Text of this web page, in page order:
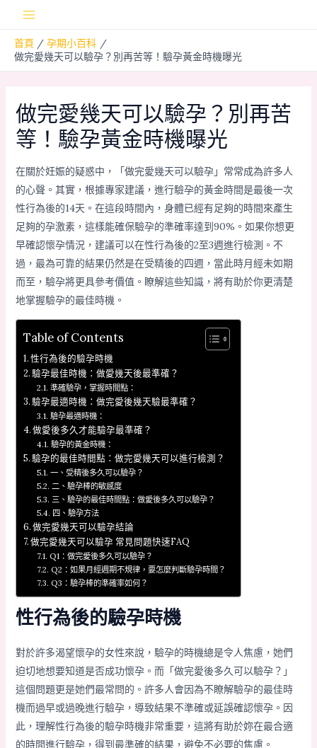
Menu
首頁
孕期小百科
做完愛幾天可以驗孕？別再苦等！驗孕黃金時機曝光
做完愛幾天可以驗孕？別再苦
等！驗孕黃金時機曝光
在關於妊娠的疑惑中，「做完愛幾天可以驗孕」常常成為許多人
的心聲。其實，根據專家建議，進行驗孕的黃金時間是最後一次
性行為後的14天。在這段時間內，身體已經有足夠的時間來產生
足夠的孕激素，這樣能確保驗孕的準確率達到90%。如果你想更
早確認懷孕情況，建議可以在性行為後的2至3週進行檢測。不
過，最為可靠的結果仍然是在受精後的四週，當此時月經未如期
而至，驗孕將更具參考價值。瞭解這些知識，將有助於你更清楚
地掌握驗孕的最佳時機。
Table of Contents
性行為後的驗孕時機
驗孕最佳時機：做愛幾天後最準確？
準確驗孕，掌握時間點：
驗孕最適時機：做完愛後幾天驗最準確？
驗孕最適時機：
做愛後多久才能驗孕最準確？
驗孕的黃金時機：
驗孕的最佳時間點：做完愛幾天可以進行檢測？
一、受精後多久可以驗孕？
二、驗孕棒的敏感度
三、驗孕的最佳時間點：做愛後多久可以驗孕？
四、驗孕方法
做完愛幾天可以驗孕結論
做完愛幾天可以驗孕 常見問題快速FAQ
Q1：做完愛後多久可以驗孕？
Q2：如果月經週期不規律，要怎麼判斷驗孕時間？
Q3：驗孕棒的準確率如何？
性行為後的驗孕時機
對於許多渴望懷孕的女性來說，驗孕的時機總是令人焦慮，她們
迫切地想要知道是否成功懷孕。而「做完愛後多久可以驗孕？」
這個問題更是她們最常問的。許多人會因為不瞭解驗孕的最佳時
機而過早或過晚進行驗孕，導致結果不準確或延誤確認懷孕。因
此，理解性行為後的驗孕時機非常重要，這將有助於妳在最合適
的時間進行驗孕，得到最準確的結果，避免不必要的焦慮。